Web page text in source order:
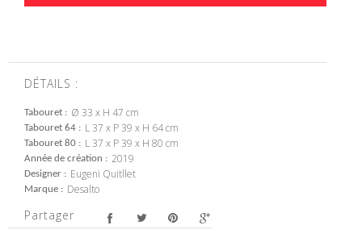
DÉTAILS :
Tabouret Ø 33 x H 47 cm
Tabouret 64 L 37 x P 39 x H 64 cm
Tabouret 80 L 37 x P 39 x H 80 cm
Année de création 2019
Designer Eugeni Quitllet
Marque Desalto
Partager